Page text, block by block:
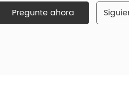
Pregunte ahora